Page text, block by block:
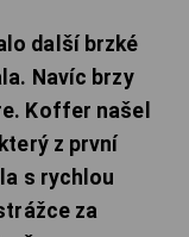
další brzké
Navíc brzy
Koffer našel
z první
s rychlou
za